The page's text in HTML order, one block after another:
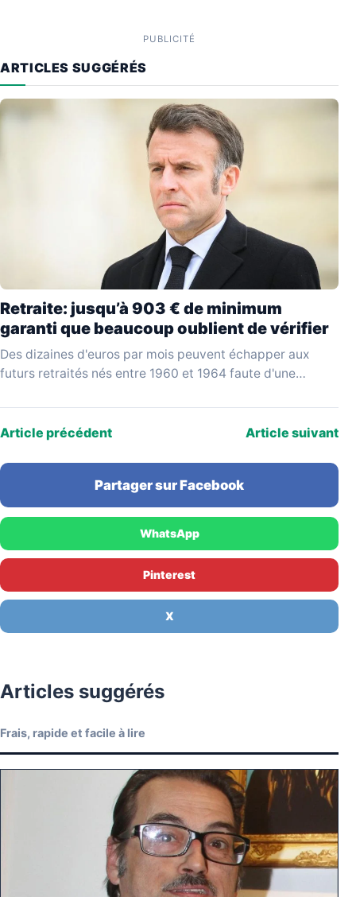
PUBLICITÉ
ARTICLES SUGGÉRÉS
Retraite: jusqu’à 903 € de minimum
garanti que beaucoup oublient de vérifier
Des dizaines d'euros par mois peuvent échapper aux
futurs retraités nés entre 1960 et 1964 faute d'une
Article précédent Article suivant
Partager sur Facebook
WhatsApp
Pinterest
X
Articles suggérés
Frais, rapide et facile à lire